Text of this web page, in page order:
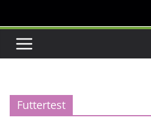
Futtertest